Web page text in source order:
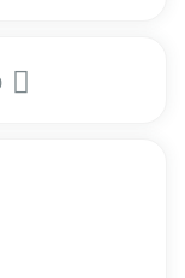
0 دیدگاه